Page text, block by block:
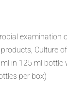
examination
Culture
in 125 ml bottle
per box)